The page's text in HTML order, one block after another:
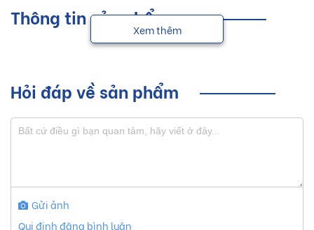
Thông tin sản phẩm
Xem thêm
Hỏi đáp về sản phẩm
Gửi ảnh
Qui định đăng bình luận